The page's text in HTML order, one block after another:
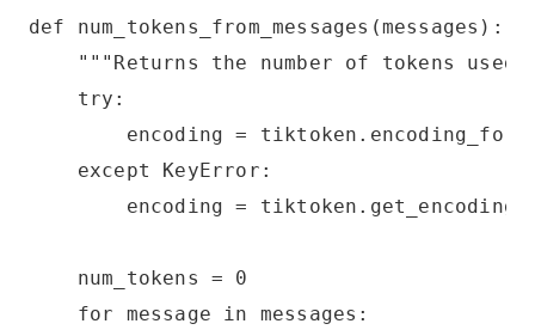
def num_tokens_from_messages(messages):
"""Returns the number of tokens used
    try:
encoding =
    except KeyError:
encoding =
    num_tokens = 0
    for message in messages: